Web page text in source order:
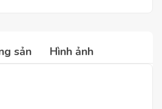
sản Hình ảnh